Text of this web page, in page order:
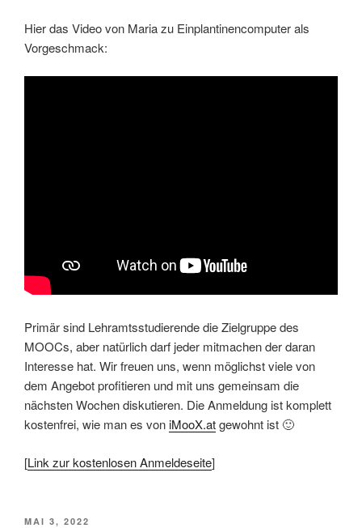
Hier das Video von Maria zu Einplantinencomputer als
Vorgeschmack:
Primär sind Lehramtsstudierende die Zielgruppe des
MOOCs, aber natürlich darf jeder mitmachen der daran
Interesse hat. Wir freuen uns, wenn möglichst viele von
dem Angebot profitieren und mit uns gemeinsam die
nächsten Wochen diskutieren. Die Anmeldung ist komplett
kostenfrei, wie man es voniMooX.atgewohnt ist 🙂
[Link zur kostenlosen Anmeldeseite]
VERÖFFENTLICHT
MAI 3, 2022